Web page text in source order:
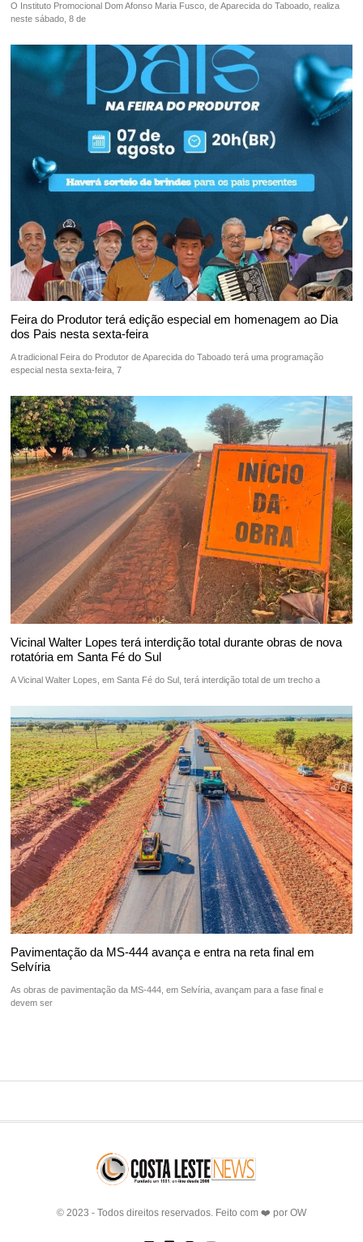
O Instituto Promocional Dom Afonso Maria Fusco, de Aparecida do Taboado, realiza
neste sábado, 8 de
Feira do Produtor terá edição especial em homenagem ao Dia
dos Pais nesta sexta-feira
A tradicional Feira do Produtor de Aparecida do Taboado terá uma programação
especial nesta sexta-feira, 7
Vicinal Walter Lopes terá interdição total durante obras de nova
rotatória em Santa Fé do Sul
A Vicinal Walter Lopes, em Santa Fé do Sul, terá interdição total de um trecho a
Pavimentação da MS-444 avança e entra na reta final em
Selvíria
As obras de pavimentação da MS-444, em Selvíria, avançam para a fase final e
devem ser
© 2023 - Todos direitos reservados. Feito com ❤️ por OW